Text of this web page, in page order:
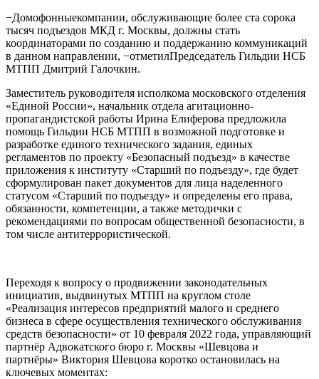
−Домофонныекомпании, обслуживающие более ста сорока
тысяч подъездов МКД г. Москвы, должны стать
координаторами по созданию и поддержанию коммуникаций
в данном направлении, −отметилПредседатель Гильдии НСБ
МТПП Дмитрий Галочкин.
Заместитель руководителя исполкома московского отделения
«Единой России», начальник отдела агитационно-
пропагандистской работы Ирина Елиферова предложила
помощь Гильдии НСБ МТПП в возможной подготовке и
разработке единого технического задания, единых
регламентов по проекту «Безопасный подъезд» в качестве
приложения к институту «Старший по подъезду», где будет
сформулирован пакет документов для лица наделенного
статусом «Старший по подъезду» и определены его права,
обязанности, компетенции, а также методички с
рекомендациями по вопросам общественной безопасности, в
том числе антитеррористической.
Переходя к вопросу о продвижении законодательных
инициатив, выдвинутых МТПП на круглом столе
«Реализация интересов предприятий малого и среднего
бизнеса в сфере осуществления технического обслуживания
средств безопасности» от 10 февраля 2022 года, управляющий
партнёр Адвокатского бюро г. Москвы «Шевцова и
партнёры» Виктория Шевцова коротко остановилась на
ключевых моментах: